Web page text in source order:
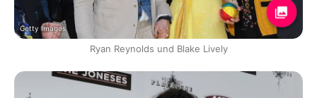
Getty Images
Ryan Reynolds und Blake Lively